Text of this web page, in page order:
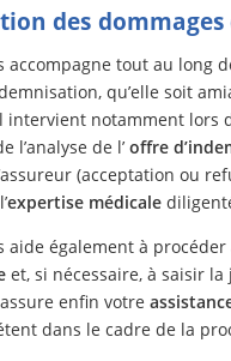
des
accompagne tout au long
qu’elle soit
intervient notamment lors
l’analyse de l’ offre
(acceptation ou
expertise médicale
aide également à procéder
et, si nécessaire, à saisir
enfin votre
dans le cadre de la